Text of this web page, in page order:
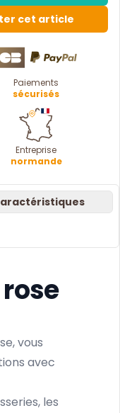
cet article
Paiements
sécurisés
Entreprise
normande
vous
avec
les